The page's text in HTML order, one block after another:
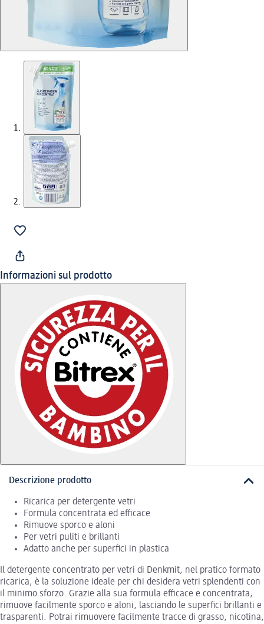
Informazioni sul prodotto
Descrizione prodotto
Ricarica per detergente vetri
Formula concentrata ed efficace
Rimuove sporco e aloni
Per vetri puliti e brillanti
Adatto anche per superfici in plastica
Il detergente concentrato per vetri di Denkmit, nel pratico formato
ricarica, è la soluzione ideale per chi desidera vetri splendenti con
il minimo sforzo. Grazie alla sua formula efficace e concentrata,
rimuove facilmente sporco e aloni, lasciando le superfici brillanti e
trasparenti. Potrai rimuovere facilmente tracce di grasso, nicotina,